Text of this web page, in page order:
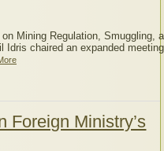
Mining Regulation, Smuggling,
Idris chaired an expanded
Foreign Ministry’s